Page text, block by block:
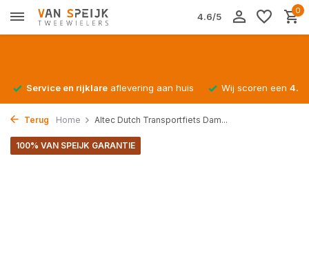
4.6/5
0
Service en rijklare aflevering aan huis Wij scoren een
Terug Home Altec Dutch Transportfiets Dam...
100% VAN SPEIJK GARANTIE